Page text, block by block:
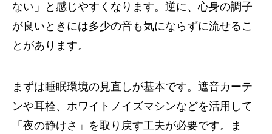
ない」と感じやすくなります。逆に、心身の調子
が良いときには多少の音も気にならずに流せるこ
とがあります。
まずは睡眠環境の見直しが基本です。遮音カーテ
ンや耳栓、ホワイトノイズマシンなどを活用して
「夜の静けさ」を取り戻す工夫が必要です。ま